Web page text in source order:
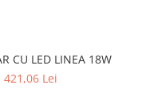
CU LED LINEA 18W
421,06 Lei